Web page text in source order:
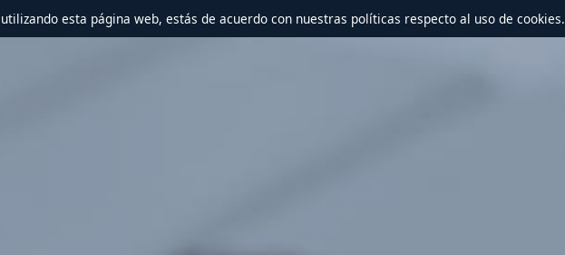
esta página web, estás de acuerdo con nuestras políticas respecto al uso de cookies.